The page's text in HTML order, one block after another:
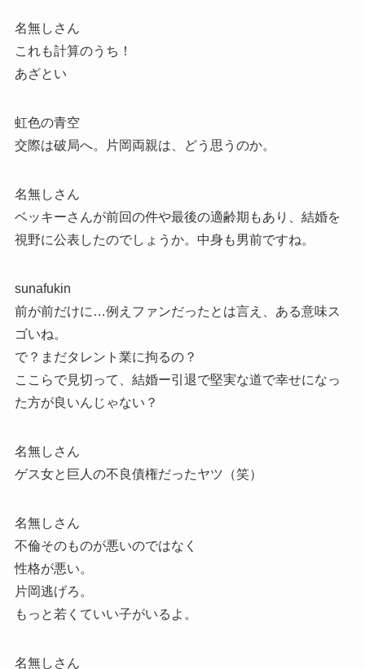
名無しさん
これも計算のうち！
あざとい
虹色の青空
交際は破局へ。片岡両親は、どう思うのか。
名無しさん
ベッキーさんが前回の件や最後の適齢期もあり、結婚を
視野に公表したのでしょうか。中身も男前ですね。
sunafukin
前が前だけに…例えファンだったとは言え、ある意味ス
ゴいね。
で？まだタレント業に拘るの？
ここらで見切って、結婚ー引退で堅実な道で幸せになっ
た方が良いんじゃない？
名無しさん
ゲス女と巨人の不良債権だったヤツ（笑）
名無しさん
不倫そのものが悪いのではなく
性格が悪い。
片岡逃げろ。
もっと若くていい子がいるよ。
名無しさん